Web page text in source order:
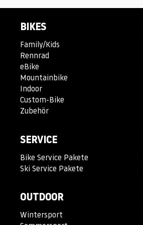
BIKES
Family/Kids
Rennrad
eBike
Mountainbike
Indoor
Custom-Bike
Zubehör
SERVICE
Bike Service Pakete
Ski Service Pakete
OUTDOOR
Wintersport